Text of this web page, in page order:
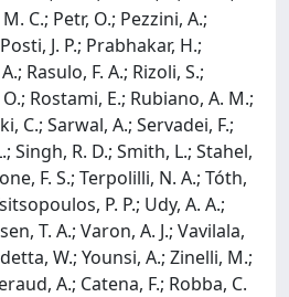
C.; Petr, O.; Pezzini, A.;
J. P.; Prabhakar, H.;
Rasulo, F. A.; Rizoli, S.;
Rostami, E.; Rubiano, A. M.;
C.; Sarwal, A.; Servadei, F.;
Singh, R. D.; Smith, L.; Stahel,
F. S.; Terpolilli, N. A.; Tóth,
P. P.; Udy, A. A.;
T. A.; Varon, A. J.; Vavilala,
W.; Younsi, A.; Zinelli, M.;
A.; Catena, F.; Robba, C.